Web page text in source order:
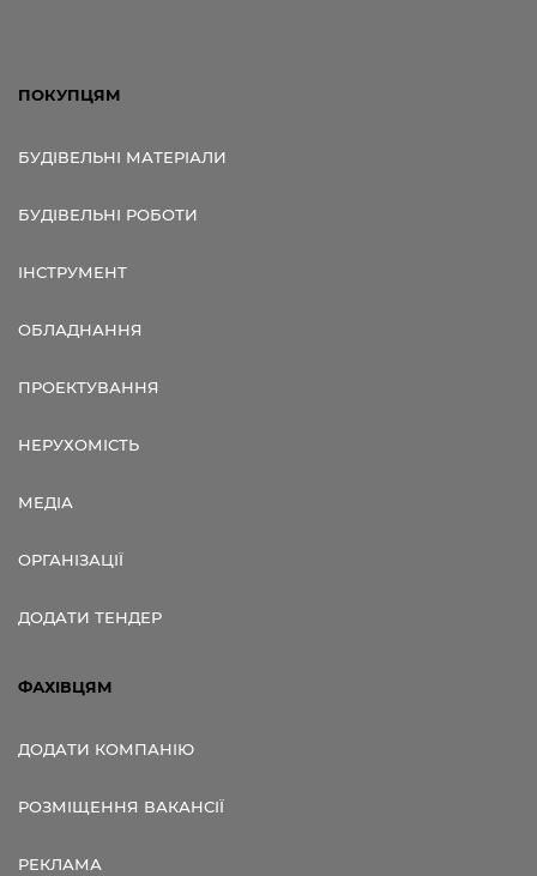
ПОКУПЦЯМ
БУДІВЕЛЬНІ МАТЕРІАЛИ
БУДІВЕЛЬНІ РОБОТИ
ІНСТРУМЕНТ
ОБЛАДНАННЯ
ПРОЕКТУВАННЯ
НЕРУХОМІСТЬ
МЕДІА
ОРГАНІЗАЦІЇ
ДОДАТИ ТЕНДЕР
ФАХІВЦЯМ
ДОДАТИ КОМПАНІЮ
РОЗМІЩЕННЯ ВАКАНСІЇ
РЕКЛАМА